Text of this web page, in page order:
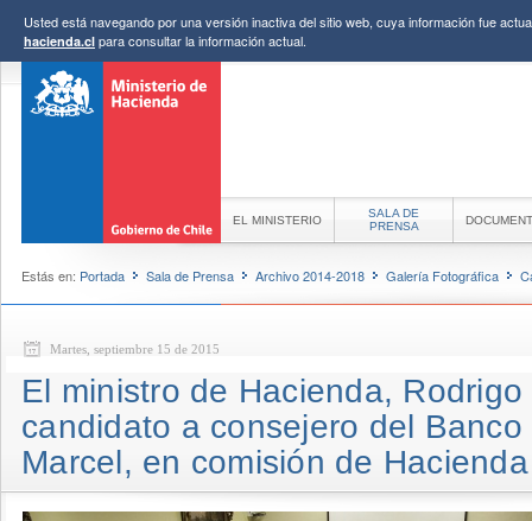
Usted está navegando por una versión inactiva del sitio web, cuya información fue
hacienda.cl para consultar la información actual.
EL MINISTERIO
SALA DE
PRENSA
Estás en: Portada Sala de Prensa Archivo 2014-2018 Galería Fotográfica
Martes, septiembre 15 de 2015
El ministro de Hacienda,
candidato a consejero del
Marcel, en comisión de